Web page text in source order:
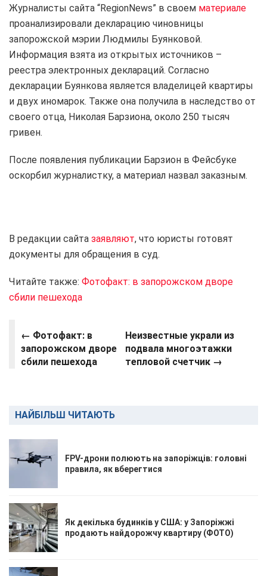
Журналисты сайта “RegionNews” в своем материале
проанализировали декларацию чиновницы
запорожской мэрии Людмилы Буянковой.
Информация взята из открытых источников –
реестра электронных деклараций. Согласно
декларации Буянкова является владелицей квартиры
и двух иномарок. Также она получила в наследство от
своего отца, Николая Барзиона, около 250 тысяч
гривен.
После появления публикации Барзион в Фейсбуке
оскорбил журналистку, а материал назвал заказным.
В редакции сайта заявляют, что юристы готовят
документы для обращения в суд.
Читайте также: Фотофакт: в запорожском дворе
сбили пешехода
← Фотофакт: в
запорожском дворе
сбили пешехода
Неизвестные украли из
подвала многоэтажки
тепловой счетчик →
НАЙБІЛЬШ ЧИТАЮТЬ
FPV-дрони полюють на запоріжців: головні
правила, як вберегтися
Як декілька будинків у США: у Запоріжжі
продають найдорожчу квартиру (ФОТО)